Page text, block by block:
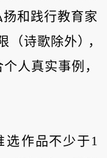
和践行教育家
（诗歌除外），
人真实事例，
选 作品不少于 1